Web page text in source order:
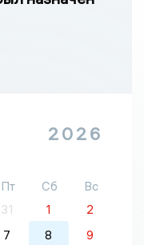
2026
Пт Сб
Вс
31 1
2
7 8
9